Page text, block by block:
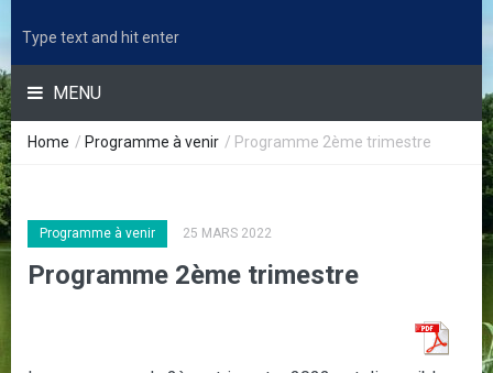
MENU
Home / Programme à venir / Programme 2ème trimestre
Programme à venir 25 MARS 2022
Programme 2ème trimestre